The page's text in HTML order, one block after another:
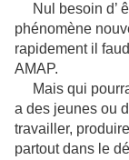
Nul besoin d’
phénomène
rapidement il
AMAP.
Mais qui
a des jeunes ou
travailler,
partout dans le